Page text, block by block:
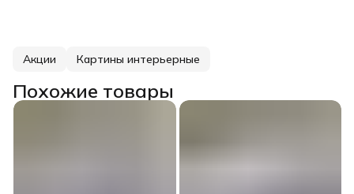
Акции Картины интерьерные
Похожие товары